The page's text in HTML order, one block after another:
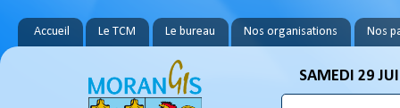
Accueil Le TCM Le bureau Nos organisations Nos
SAMEDI 29